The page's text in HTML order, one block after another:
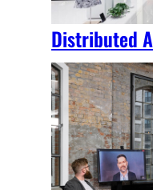
Distributed